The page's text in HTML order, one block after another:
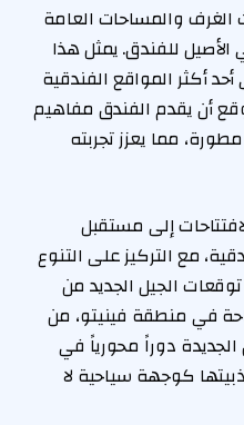
الغرف والمساحات العامة
الأصيل للفندق. يمثل هذا
أكثر المواقع الفندقية
أن يقدم الفندق مفاهيم
مما يعزز تجربته
إلى مستقبل
مع التركيز على التنوع
الجيل الجديد من
في منطقة فينيتو، من
دوراً محورياً في
كوجهة سياحية لا